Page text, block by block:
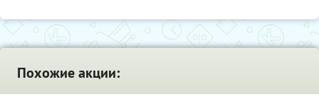
Похожие акции: